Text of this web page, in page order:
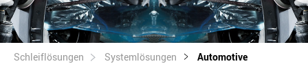
Schleiflösungen Systemlösungen Automotive